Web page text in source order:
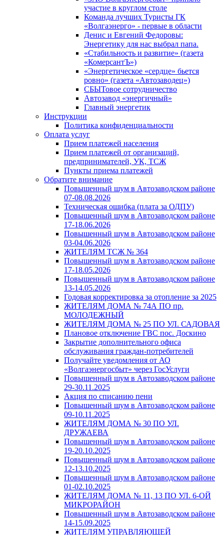
участие в круглом столе
Команда лучших Туристы ГК
«Волгаэнерго» - первые в области
Денис и Евгений Федоровы:
Энергетику для нас выбрал папа.
«Стабильность и развитие» (газета
«КомерсантЪ»)
«Энергетическое «сердце» бьется
ровно» (газета «Автозаводец»)
СБЫТовое сотрудничество
Автозавод «энергичный»
Главный энергетик
Инструкции
Политика конфиденциальности
Оплата услуг
Прием платежей населения
Прием платежей от организаций,
предпринимателей, УК, ТСЖ
Пункты приема платежей
Обратите внимание
Повышенный шум в Автозаводском районе
07-08.08.2026
Техническая ошибка (плата за ОДПУ)
Повышенный шум в Автозаводском районе
17-18.06.2026
Повышенный шум в Автозаводском районе
03-04.06.2026
ЖИТЕЛЯМ ТСЖ № 364
Повышенный шум в Автозаводском районе
17-18.05.2026
Повышенный шум в Автозаводском районе
13-14.05.2026
Годовая корректировка за отопление за 2025
ЖИТЕЛЯМ ДОМА № 74А ПО пр.
МОЛОДЕЖНЫЙ
ЖИТЕЛЯМ ДОМА № 25 ПО УЛ. САДОВАЯ
Плановое отключение ГВС пос. Доскино
Закрытие дополнительного офиса
обслуживания граждан-потребителей
Получайте уведомления от АО
«Волгаэнергосбыт» через ГосУслуги
Повышенный шум в Автозаводском районе
29-30.11.2025
Акция по списанию пени
Повышенный шум в Автозаводском районе
09-10.11.2025
ЖИТЕЛЯМ ДОМА № 30 ПО УЛ.
ДРУЖАЕВА
Повышенный шум в Автозаводском районе
19-20.10.2025
Повышенный шум в Автозаводском районе
12-13.10.2025
Повышенный шум в Автозаводском районе
01-02.10.2025
ЖИТЕЛЯМ ДОМА № 11, 13 ПО УЛ. 6-ОЙ
МИКРОРАЙОН
Повышенный шум в Автозаводском районе
14-15.09.2025
ЖИТЕЛЯМ УПРАВЛЯЮЩЕЙ